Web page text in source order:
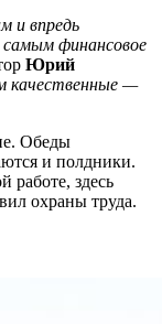
и впредь
самым финансовое
Юрий
качественные —
Обеды
и полдники.
работе, здесь
охраны труда.